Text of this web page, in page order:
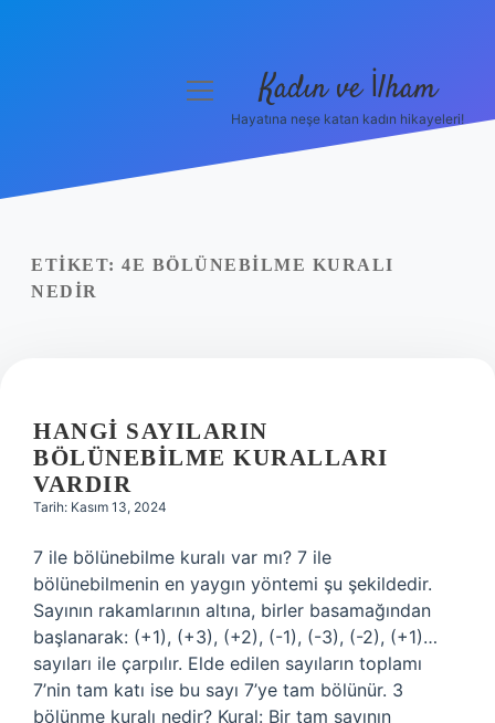
Yasal Uyarı
menüyü
Kadın ve İlham
Hayatına neşe katan kadın hikayeleri!
ETIKET: 4E BÖLÜNEBILME KURALI
NEDIR
HANGI SAYILARIN
BÖLÜNEBILME KURALLARI
VARDIR
Tarih: Kasım 13, 2024
7 ile bölünebilme kuralı var mı? 7 ile
bölünebilmenin en yaygın yöntemi şu şekildedir.
Sayının rakamlarının altına, birler basamağından
başlanarak: (+1), (+3), (+2), (-1), (-3), (-2), (+1)…
sayıları ile çarpılır. Elde edilen sayıların toplamı
7’nin tam katı ise bu sayı 7’ye tam bölünür. 3
bölünme kuralı nedir? Kural: Bir tam sayının